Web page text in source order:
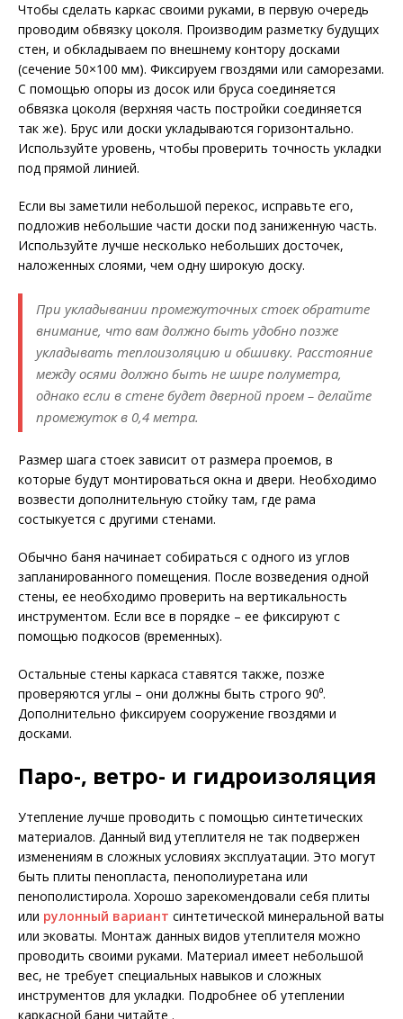
Чтобы сделать каркас своими руками, в первую очередь
проводим обвязку цоколя. Производим разметку будущих
стен, и обкладываем по внешнему контору досками
(сечение 50×100 мм). Фиксируем гвоздями или саморезами.
С помощью опоры из досок или бруса соединяется
обвязка цоколя (верхняя часть постройки соединяется
так же). Брус или доски укладываются горизонтально.
Используйте уровень, чтобы проверить точность укладки
под прямой линией.
Если вы заметили небольшой перекос, исправьте его,
подложив небольшие части доски под заниженную часть.
Используйте лучше несколько небольших досточек,
наложенных слоями, чем одну широкую доску.
При укладывании промежуточных стоек обратите
внимание, что вам должно быть удобно позже
укладывать теплоизоляцию и обшивку. Расстояние
между осями должно быть не шире полуметра,
однако если в стене будет дверной проем – делайте
промежуток в 0,4 метра.
Размер шага стоек зависит от размера проемов, в
которые будут монтироваться окна и двери. Необходимо
возвести дополнительную стойку там, где рама
состыкуется с другими стенами.
Обычно баня начинает собираться с одного из углов
запланированного помещения. После возведения одной
стены, ее необходимо проверить на вертикальность
инструментом. Если все в порядке – ее фиксируют с
помощью подкосов (временных).
Остальные стены каркаса ставятся также, позже
проверяются углы – они должны быть строго 90⁰.
Дополнительно фиксируем сооружение гвоздями и
досками.
Паро-, ветро- и гидроизоляция
Утепление лучше проводить с помощью синтетических
материалов. Данный вид утеплителя не так подвержен
изменениям в сложных условиях эксплуатации. Это могут
быть плиты пенопласта, пенополиуретана или
пенополистирола. Хорошо зарекомендовали себя плиты
или рулонный вариант синтетической минеральной ваты
или эковаты. Монтаж данных видов утеплителя можно
проводить своими руками. Материал имеет небольшой
вес, не требует специальных навыков и сложных
инструментов для укладки. Подробнее об утеплении
каркасной бани читайте .